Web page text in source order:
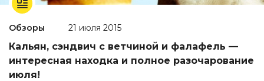
Обзоры 21 июля 2015
Кальян, сэндвич с ветчиной и фалафель —
интересная находка и полное разочарование
июля!